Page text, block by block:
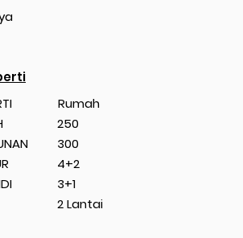
Rumah
250
300
4+2
3+1
2 Lantai